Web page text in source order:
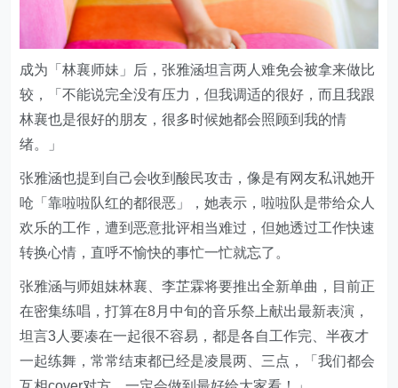
成为「林襄师妹」后，张雅涵坦言两人难免会被拿来做比
较，「不能说完全没有压力，但我调适的很好，而且我跟
林襄也是很好的朋友，很多时候她都会照顾到我的情
绪。」
张雅涵也提到自己会收到酸民攻击，像是有网友私讯她开
呛「靠啦啦队红的都很恶」，她表示，啦啦队是带给众人
欢乐的工作，遭到恶意批评相当难过，但她透过工作快速
转换心情，直呼不愉快的事忙一忙就忘了。
张雅涵与师姐妹林襄、李芷霖将要推出全新单曲，目前正
在密集练唱，打算在8月中旬的音乐祭上献出最新表演，
坦言3人要凑在一起很不容易，都是各自工作完、半夜才
一起练舞，常常结束都已经是凌晨两、三点，「我们都会